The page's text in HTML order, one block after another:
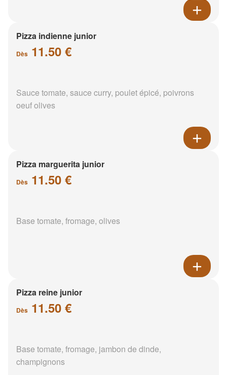
Pizza indienne junior
Dès 11.50 €
Sauce tomate, sauce curry, poulet épicé, poivrons
oeuf olives
Pizza marguerita junior
Dès 11.50 €
Base tomate, fromage, olives
Pizza reine junior
Dès 11.50 €
Base tomate, fromage, jambon de dinde,
champignons